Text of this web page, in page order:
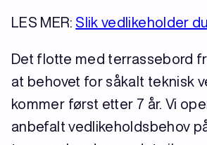
LES MER: Slik vedlikeholder
Det flotte med terrassebord
at behovet for såkalt teknisk
kommer først etter 7 år. Vi
anbefalt vedlikeholdsbehov